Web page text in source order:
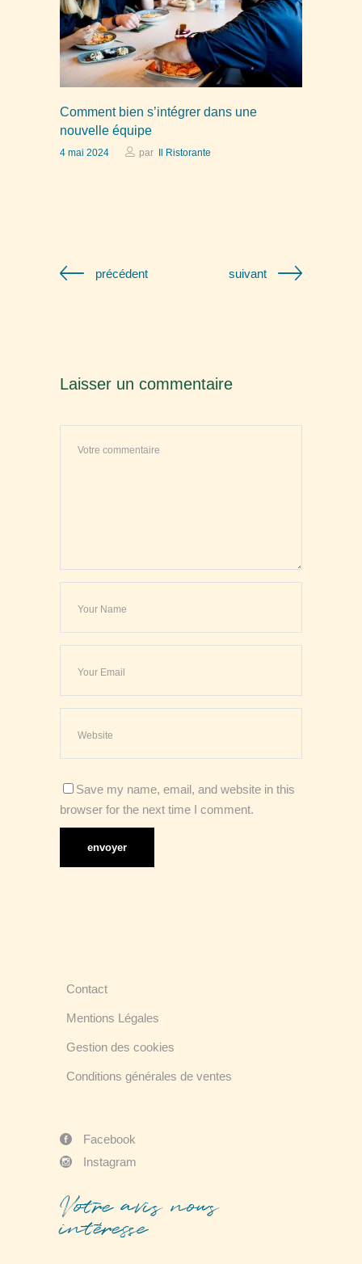
Comment bien s’intégrer dans une
nouvelle équipe
4 mai 2024 par Il Ristorante
précédent suivant
Laisser un commentaire
Save my name, email, and website in this
browser for the next time I comment.
Contact
Mentions Légales
Gestion des cookies
Conditions générales de ventes
Facebook
Instagram
Votre avis nous
intéresse